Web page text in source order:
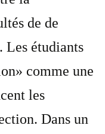
de de
Les étudiants
comme une
les
Dans un